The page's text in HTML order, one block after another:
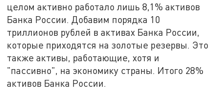
целом активно работало лишь 8,1% активов
Банка России. Добавим порядка 10
триллионов рублей в активах Банка России,
которые приходятся на золотые резервы. Это
также активы, работающие, хотя и
"пассивно", на экономику страны. Итого 28%
активов Банка России.